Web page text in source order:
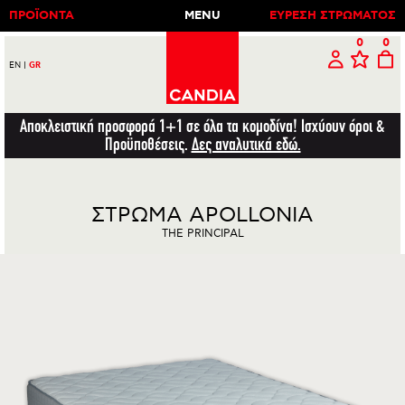
ΠΡΟΪΟΝΤΑ MENU ΕΥΡΕΣΗ ΣΤΡΩΜΑΤΟΣ
EN GR
0 0
Αποκλειστική προσφορά 1+1 σε όλα τα κομοδίνα! Ισχύουν όροι &
Προϋποθέσεις. Δες αναλυτικά εδώ.
ΣΤΡΩΜΑ APOLLONIA
THE PRINCIPAL